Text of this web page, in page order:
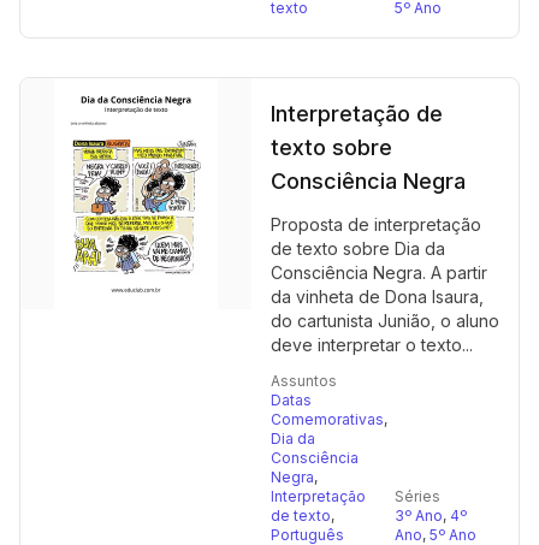
texto 5º Ano
Interpretação de
texto sobre
Consciência Negra
Proposta de interpretação
de texto sobre Dia da
Consciência Negra. A partir
da vinheta de Dona Isaura,
do cartunista Junião, o aluno
deve interpretar o texto...
Assuntos
Datas
Comemorativas,
Dia da
Consciência
Negra,
Interpretação
de texto,
Português
Séries
3º Ano, 4º
Ano, 5º Ano